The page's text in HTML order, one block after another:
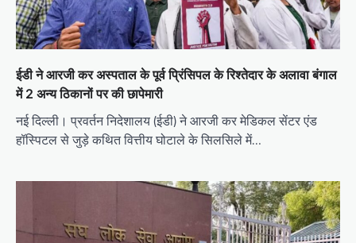
ईडी ने आरजी कर अस्पताल के पूर्व प्रिंसिपल के रिश्तेदार के अलावा बंगाल
में 2 अन्य ठिकानों पर की छापेमारी
नई दिल्ली। प्रवर्तन निदेशालय (ईडी) ने आरजी कर मेडिकल सेंटर एंड
हॉस्पिटल से जुड़े कथित वित्तीय घोटाले के सिलसिले में…